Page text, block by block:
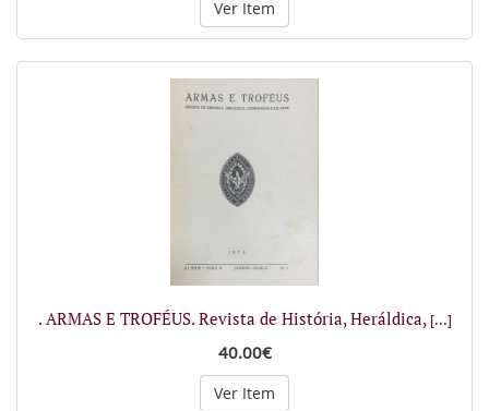
Ver Item
. ARMAS E TROFÉUS. Revista de História, Heráldica, [...]
40.00€
Ver Item